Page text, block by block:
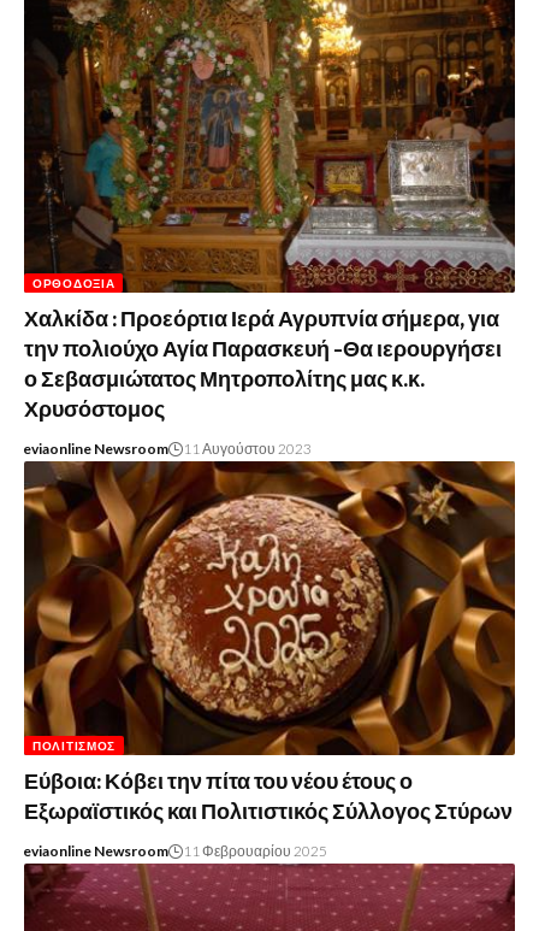
ΟΡΘΟΔΟΞΊΑ
Χαλκίδα : Προεόρτια Ιερά Αγρυπνία σήμερα, για
την πολιούχο Αγία Παρασκευή -Θα ιερουργήσει
ο Σεβασμιώτατος Μητροπολίτης μας κ.κ.
Χρυσόστομος
eviaonline Newsroom 11 Αυγούστου 2023
ΠΟΛΙΤΙΣΜΌΣ
Εύβοια: Κόβει την πίτα του νέου έτους ο
Εξωραϊστικός και Πολιτιστικός Σύλλογος Στύρων
eviaonline Newsroom 11 Φεβρουαρίου 2025